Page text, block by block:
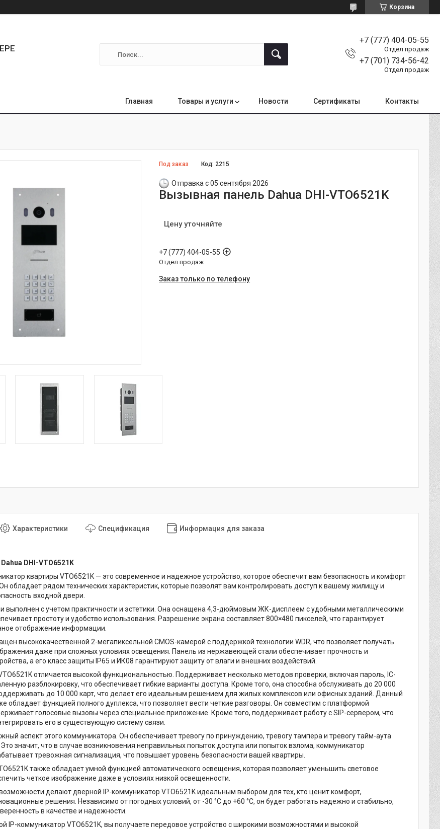
Корзина
+7 (777) 404-05-55
Отдел продаж
+7 (701) 734-56-42
Отдел продаж
Главная Товары и услуги Новости Сертификаты Контакты
Под заказ Код: 2215
Отправка с 05 сентября 2026
Вызывная панель Dahua DHI-VTO6521K
Цену уточняйте
+7 (777) 404-05-55
Отдел продаж
Заказ только по телефону
Характеристики Спецификация Информация для заказа
DHI-VTO6521K
квартиры VTO6521K — это современное и надежное устройство, которое обеспечит вам безопасность и комфорт
обладает рядом технических характеристик, которые позволят вам контролировать доступ к вашему жилищу и
входной двери.
выполнен с учетом практичности и эстетики. Она оснащена 4,3-дюймовым ЖК-дисплеем с удобными металлическими
простоту и удобство использования. Разрешение экрана составляет 800×480 пикселей, что гарантирует
отображение информации.
высококачественной 2-мегапиксельной CMOS-камерой с поддержкой технологии WDR, что позволяет получать
даже при сложных условиях освещения. Панель из нержавеющей стали обеспечивает прочность и
а его класс защиты IP65 и ИК08 гарантируют защиту от влаги и внешних воздействий.
отличается высокой функциональностью. Поддерживает несколько методов проверки, включая пароль, IC-
разблокировку, что обеспечивает гибкие варианты доступа. Кроме того, она способна обслуживать до 20 000
до 10 000 карт, что делает его идеальным решением для жилых комплексов или офисных зданий. Данный
обладает функцией полного дуплекса, что позволяет вести четкие разговоры. Он совместим с платформой
голосовые вызовы через специальное приложение. Кроме того, поддерживает работу с SIP-сервером, что
его в существующую систему связи.
аспект этого коммуникатора. Он обеспечивает тревогу по принуждению, тревогу тампера и тревогу тайм-аута
значит, что в случае возникновения неправильных попыток доступа или попыток взлома, коммуникатор
тревожная сигнализация, что повышает уровень безопасности вашей квартиры.
также обладает умной функцией автоматического освещения, которая позволяет уменьшить световое
четкое изображение даже в условиях низкой освещенности.
делают дверной IP-коммуникатор VTO6521K идеальным выбором для тех, кто ценит комфорт,
решения. Независимо от погодных условий, от -30 °C до +60 °C, он будет работать надежно и стабильно,
в качестве и надежности.
IP-коммуникатор VTO6521K, вы получаете передовое устройство с широкими возможностями и высокой